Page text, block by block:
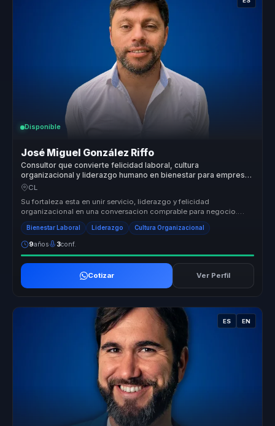
Disponible
José Miguel González Riffo
Consultor que convierte felicidad laboral, cultura
organizacional y liderazgo humano en bienestar para empresas
y equipos.
CL
Su fortaleza esta en unir servicio, liderazgo y felicidad
organizacional en una conversacion comprable para negocio.
Traduce bienestar a ...
Bienestar Laboral Liderazgo Cultura Organizacional
9años 3conf.
Cotizar Ver Perfil
ES EN